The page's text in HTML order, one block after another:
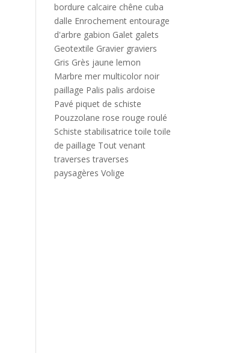
bordure calcaire chêne cuba
dalle Enrochement entourage
d'arbre gabion Galet galets
Geotextile Gravier graviers
Gris Grès jaune lemon
Marbre mer multicolor noir
paillage Palis palis ardoise
Pavé piquet de schiste
Pouzzolane rose rouge roulé
Schiste stabilisatrice toile toile
de paillage Tout venant
traverses traverses
paysagères Volige